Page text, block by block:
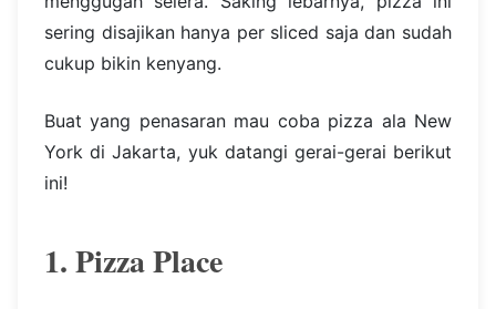
sering disajikan hanya per sliced saja dan sudah
cukup bikin kenyang.
Buat yang penasaran mau coba pizza ala New
York di Jakarta, yuk datangi gerai-gerai berikut
ini!
1. Pizza Place